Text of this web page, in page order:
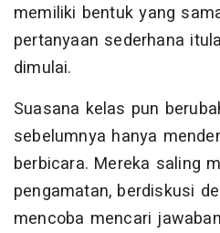
memiliki bentuk yang
pertanyaan sederhana
dimulai.
Suasana kelas pun
sebelumnya hanya
berbicara. Mereka saling
pengamatan, berdiskusi
mencoba mencari